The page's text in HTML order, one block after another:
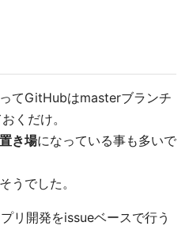
てGitHubはmasterブランチ
くだけ。
き場になっている事も多いで
うでした。
リ開発をissueベースで行う